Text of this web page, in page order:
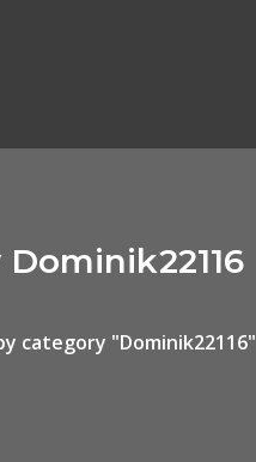
category "Dominik22116"